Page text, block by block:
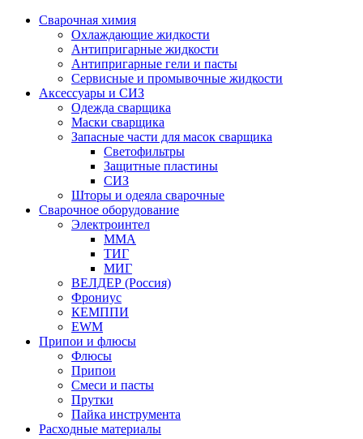
Сварочная химия
Охлаждающие жидкости
Антипригарные жидкости
Антипригарные гели и пасты
Сервисные и промывочные жидкости
Аксессуары и СИЗ
Одежда сварщика
Маски сварщика
Запасные части для масок сварщика
Светофильтры
Защитные пластины
СИЗ
Шторы и одеяла сварочные
Сварочное оборудование
Электроинтел
ММА
ТИГ
МИГ
ВЕЛДЕР (Россия)
Фрониус
КЕМППИ
EWM
Припои и флюсы
Флюсы
Припои
Смеси и пасты
Прутки
Пайка инструмента
Расходные материалы